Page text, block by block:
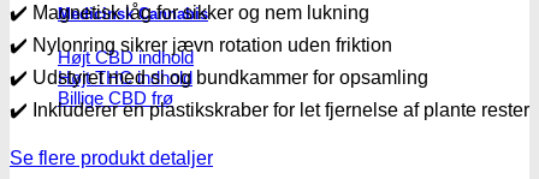
Medicinsk Cannabis
Højt CBD indhold
Højt THC indhold
Billige CBD frø
✔️ Magnetisk låg for sikker og nem lukning
✔️ Nylonring sikrer jævn rotation uden friktion
✔️ Udstyret med si og bundkammer for opsamling
✔️ Inkluderer en plastikskraber for let fjernelse af plante rester
Se flere produkt detaljer